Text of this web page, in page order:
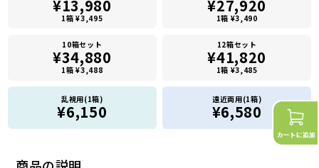
¥13,980
1箱 ¥3,495
¥27,920
1箱 ¥3,490
10箱セット
¥34,880
1箱 ¥3,488
12箱セット
¥41,820
1箱 ¥3,485
乱視用(1箱)
¥6,150
遠近両用(1箱)
¥6,580